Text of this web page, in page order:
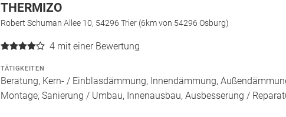
THERMIZO
Robert Schuman Allee 10, 54296 Trier (6km von 54296 Osburg)
4 mit einer Bewertung
TÄTIGKEITEN
Beratung, Kern- / Einblasdämmung, Innendämmung,
Montage, Sanierung / Umbau, Innenausbau, Ausbesserung /